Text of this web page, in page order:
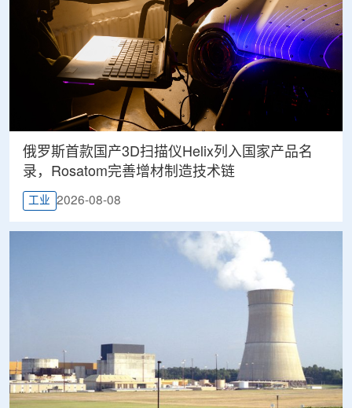
俄罗斯首款国产3D扫描仪Helix列入国家产品名
录，Rosatom完善增材制造技术链
工业 2026-08-08